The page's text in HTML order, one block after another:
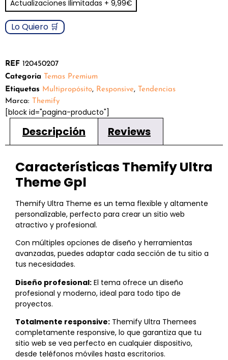
puntuaciones
de clientes
Actualizaciones Ilimitadas + 9,99€
Lo Quiero 🛒
REF 120450207
Categoria Temas Premium
Etiquetas Multipropósito, Responsive, Tendencias
Marca: Themify
[block id="pagina-producto"]
Descripción Reviews
Características Themify Ultra
Theme Gpl
Themify Ultra Theme es un tema flexible y altamente
personalizable, perfecto para crear un sitio web
atractivo y profesional.
Con múltiples opciones de diseño y herramientas
avanzadas, puedes adaptar cada sección de tu sitio a
tus necesidades.
Diseño profesional: El tema ofrece un diseño
profesional y moderno, ideal para todo tipo de
proyectos.
Totalmente responsive: Themify Ultra Themees
completamente responsive, lo que garantiza que tu
sitio web se vea perfecto en cualquier dispositivo,
desde teléfonos móviles hasta escritorios.